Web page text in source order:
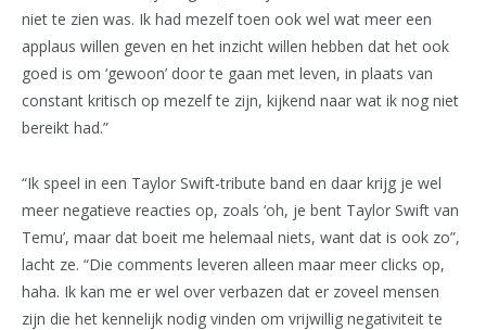
niet te zien was. Ik had mezelf toen ook wel wat meer een
applaus willen geven en het inzicht willen hebben dat het ook
goed is om ‘gewoon’ door te gaan met leven, in plaats van
constant kritisch op mezelf te zijn, kijkend naar wat ik nog niet
bereikt had.”
“Ik speel in een Taylor Swift-tribute band en daar krijg je wel
meer negatieve reacties op, zoals ‘oh, je bent Taylor Swift van
Temu’, maar dat boeit me helemaal niets, want dat is ook zo”,
lacht ze. “Die comments leveren alleen maar meer clicks op,
haha. Ik kan me er wel over verbazen dat er zoveel mensen
zijn die het kennelijk nodig vinden om vrijwillig negativiteit te